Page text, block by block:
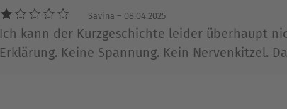
Savina – 08.04.2025
Ich kann der Kurzgeschichte leider überhaupt
Erklärung. Keine Spannung. Kein Nervenkitzel.